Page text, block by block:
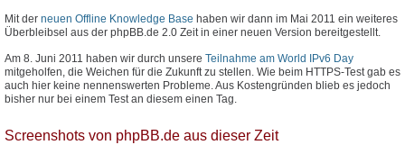
Mit der neuen Offline Knowledge Base haben wir dann im Mai 2011 ein weiteres
Überbleibsel aus der phpBB.de 2.0 Zeit in einer neuen Version bereitgestellt.
Am 8. Juni 2011 haben wir durch unsere Teilnahme am World IPv6 Day
mitgeholfen, die Weichen für die Zukunft zu stellen. Wie beim HTTPS-Test gab es
auch hier keine nennenswerten Probleme. Aus Kostengründen blieb es jedoch
bisher nur bei einem Test an diesem einen Tag.
Screenshots von phpBB.de aus dieser Zeit